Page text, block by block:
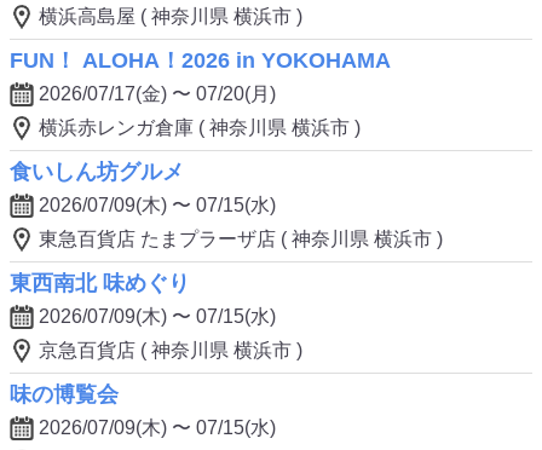
横浜高島屋 ( 神奈川県 横浜市 )
FUN！ ALOHA！2026 in YOKOHAMA
2026/07/17(金) 〜 07/20(月)
横浜赤レンガ倉庫 ( 神奈川県 横浜市 )
食いしん坊グルメ
2026/07/09(木) 〜 07/15(水)
東急百貨店 たまプラーザ店 ( 神奈川県 横浜市 )
東西南北 味めぐり
2026/07/09(木) 〜 07/15(水)
京急百貨店 ( 神奈川県 横浜市 )
味の博覧会
2026/07/09(木) 〜 07/15(水)